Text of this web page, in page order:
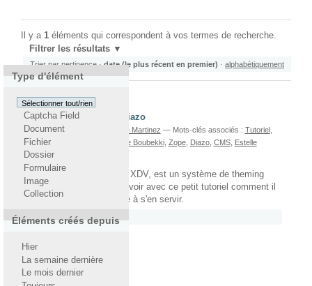
Il y a 1 éléments qui correspondent à vos termes de recherche.
Filtrer les résultats
Type d'élément
Sélectionner tout/rien
Captcha Field
Document
Fichier
Dossier
Formulaire
Image
Collection
Éléments créés depuis
Hier
La semaine dernière
Le mois dernier
Trier par pertinence · date (le plus récent en premier) · alphabétiquement
Theming Plone avec Diazo
écrit le 09/06/2011 Estelle Martinez — Mots-clés associés : Tutoriel,
Plone, Amirouche Boubekki, Zope, Diazo, CMS, Estelle
Martinez
Diazo, le successeur de XDV, est un système de theming
pour Plone. Nous allons voir avec ce petit tutoriel comment il
se présente et apprendre à s'en servir.
Rattaché à 2011